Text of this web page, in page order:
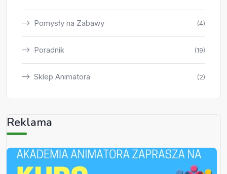
Pomysły na Zabawy (4)
Poradnik (19)
Sklep Animatora (2)
Reklama